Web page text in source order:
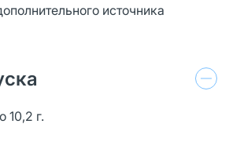
источника
10,2 г.